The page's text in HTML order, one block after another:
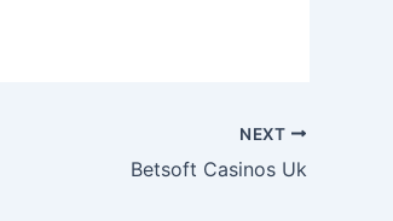
NEXT
Betsoft Casinos Uk